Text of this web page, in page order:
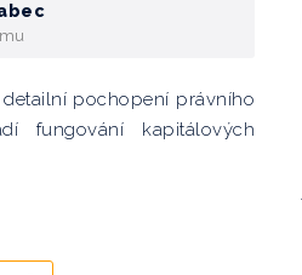
pochopení právního
fungování kapitálových